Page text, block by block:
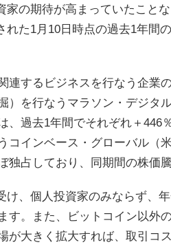
家の期待が高まっていたこと
れた1月10日時点の過去1年間
連するビジネスを行なう企業
）を行なうマラソン・デジタ
、過去1年間でそれぞれ＋446
コインベース・グローバル（
独占しており、同期間の株価
け、個人投資家のみならず、
す。また、ビットコイン以外
が大きく拡大すれば、取引コ